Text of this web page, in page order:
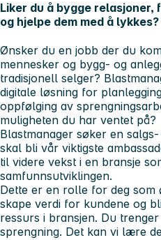
Liker du å bygge
og hjelpe dem med å lykkes?
Ønsker du en jobb der du
mennesker og bygg- og
tradisjonell selger?
digitale løsning for
oppfølging av
muligheten du har ventet på?
Blastmanager søker en
skal bli vår viktigste
til videre vekst i en bransje
samfunnsutviklingen.
Dette er en rolle for deg som
skape verdi for kundene og
ressurs i bransjen. Du
sprengning. Det kan vi lære